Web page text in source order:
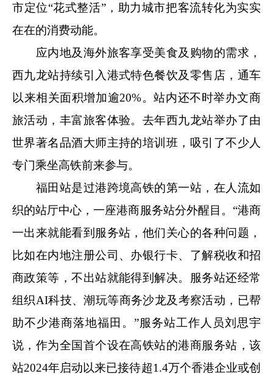
市定位“花式整活”，助力城市把客流转化为实实
在在的消费动能。
应内地及海外旅客享受美食及购物的需求，
西九龙站持续引入港式特色餐饮及零售店，通车
以来相关面积增加逾20%。站内还不时举办文商
旅活动，丰富旅客体验。去年西九龙站举办了由
世界著名品酒大师主持的培训班，吸引了不少人
专门乘坐高铁前来参与。
福田站是过港跨境高铁的第一站，在人流如
织的站厅中心，一座港商服务站分外醒目。“港商
一出来就能看到服务站，他们关心的各种问题，
比如在内地注册公司、办银行卡、了解税收和招
商政策等，不出站就能得到解决。服务站还经常
组织AI科技、潮玩等商务沙龙及考察活动，已帮
助不少港商落地福田。”服务站工作人员刘思宇
说，作为全国首个设在高铁站的港商服务站，该
站2024年启动以来已接待超1.4万个香港企业或创